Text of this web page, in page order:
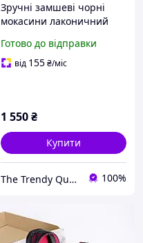
Зручні замшеві чорні
мокасини лаконичний
Готово до відправки
від 155₴/міс
1 550₴
Купити
The Trendy Queen - інтернет-магазин 100%